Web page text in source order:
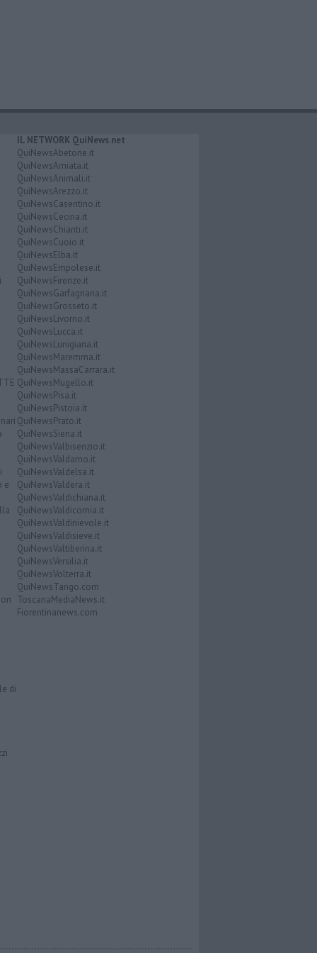
e
di
IL NETWORK QuiNews.net
QuiNewsAbetone.it
QuiNewsAmiata.it
QuiNewsAnimali.it
QuiNewsArezzo.it
QuiNewsCasentino.it
QuiNewsCecina.it
QuiNewsChianti.it
QuiNewsCuoio.it
QuiNewsElba.it
QuiNewsEmpolese.it
QuiNewsFirenze.it
QuiNewsGarfagnana.it
QuiNewsGrosseto.it
QuiNewsLivorno.it
QuiNewsLucca.it
QuiNewsLunigiana.it
QuiNewsMaremma.it
QuiNewsMassaCarrara.it
QuiNewsMugello.it
QuiNewsPisa.it
QuiNewsPistoia.it
QuiNewsPrato.it
QuiNewsSiena.it
QuiNewsValbisenzio.it
QuiNewsValdarno.it
QuiNewsValdelsa.it
QuiNewsValdera.it
QuiNewsValdichiana.it
QuiNewsValdicornia.it
QuiNewsValdinievole.it
QuiNewsValdisieve.it
QuiNewsValtiberina.it
QuiNewsVersilia.it
QuiNewsVolterra.it
QuiNewsTango.com
ToscanaMediaNews.it
Fiorentinanews.com